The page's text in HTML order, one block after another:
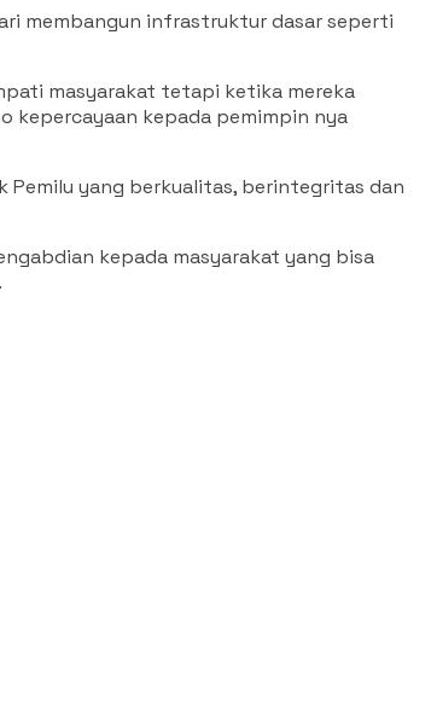
membangun infrastruktur dasar seperti
masyarakat tetapi ketika mereka
kepercayaan kepada pemimpin nya
Pemilu yang berkualitas, berintegritas dan
kepada masyarakat yang bisa